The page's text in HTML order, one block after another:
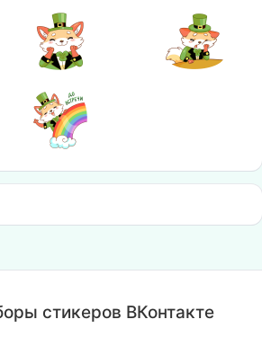
стикеров ВКонтакте